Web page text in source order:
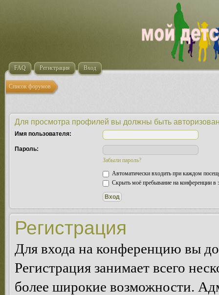
FAQ Регистрация Вход
Список форумов
Для просмотра профилей вы должны быть
Имя пользователя:
Пароль:
Забыли пароль?
Автоматически входить при каждом
Скрыть моё пребывание на конференции в
Регистрация
Для входа на конференцию вы
Регистрация занимает всего
более широкие возможности.